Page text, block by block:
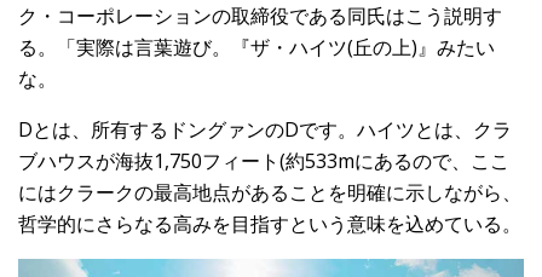
ク・コーポレーションの取締役である同氏はこう説明す
る。「実際は言葉遊び。『ザ・ハイツ(丘の上)』みたい
な。
Dとは、所有するドングァンのDです。ハイツとは、クラ
ブハウスが海抜1,750フィート(約533mにあるので、ここ
にはクラークの最高地点があることを明確に示しながら、
哲学的にさらなる高みを目指すという意味を込めている。